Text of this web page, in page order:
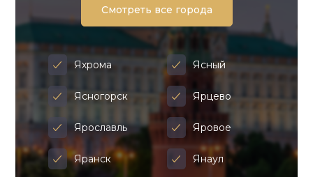
Смотреть все города
Яхрома Ясный
Ясногорск Ярцево
Ярославль Яровое
Яранск Янаул